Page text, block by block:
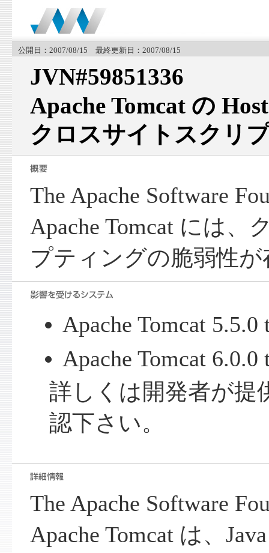
公開日：2007/08/15 最終更新日：2007/08/15
JVN#59851336
Apache Tomcat の
クロスサイトスクリ
The Apache Software
Apache Tomcat には、
プティングの脆弱性
Apache Tomcat 5.5.0
Apache Tomcat 6.0.0
詳しくは開発者が提
認下さい。
The Apache Software
Apache Tomcat は、